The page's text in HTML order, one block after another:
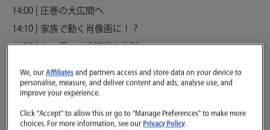
14:00 | 圧巻の大広間へ
14:10 | 家族で動く肖像画に！？
14:20 | クィディッチ観戦を体験
15:00 | 魔法のレッスンに参加
15:10 | 禁じられた森に足を踏み入れる
15:30 | バタービールでひとやすみ
We, ourAffiliatesand partners access and store data on your device to
personalise, measure, and deliver content and ads, analyse use, and
improve your experience.
Click “Accept” to allow this or go to “Manage Preferences” to make more
choices. For more information, see ourPrivacy Policy.